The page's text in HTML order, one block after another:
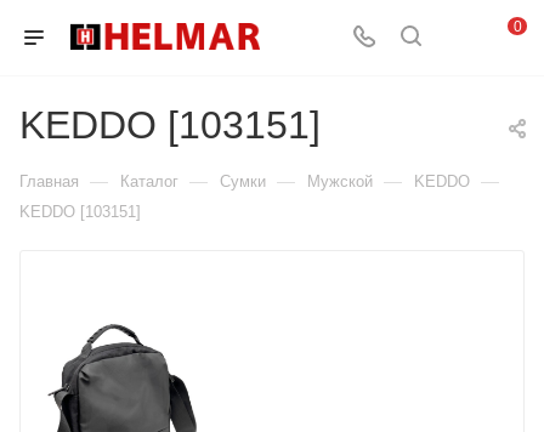
0
KEDDO [103151]
Главная — Каталог — Сумки — Мужской — KEDDO —
KEDDO [103151]